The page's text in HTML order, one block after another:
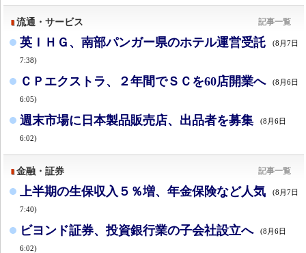
流通・サービス 記事一覧
英ＩＨＧ、南部パンガー県のホテル運営受託 (8月7日
7:38)
ＣＰエクストラ、２年間でＳＣを60店開業へ (8月6日
6:05)
週末市場に日本製品販売店、出品者を募集 (8月6日
6:02)
金融・証券 記事一覧
上半期の生保収入５％増、年金保険など人気 (8月7日
7:40)
ビヨンド証券、投資銀行業の子会社設立へ (8月6日
6:02)